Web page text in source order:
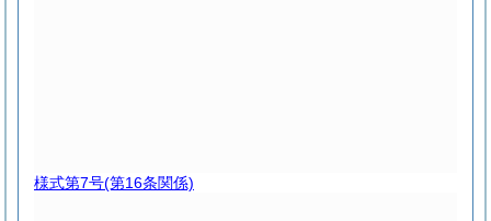
様式第7号(第16条関係)